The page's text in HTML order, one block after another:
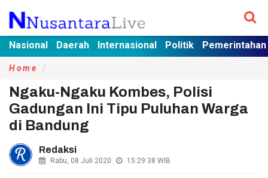
Nasional Daerah Internasional Politik Pemerintahan
Home
Ngaku-Ngaku Kombes, Polisi
Gadungan Ini Tipu Puluhan Warga
di Bandung
Redaksi
Rabu, 08 Juli 2020 15:29:38 WIB